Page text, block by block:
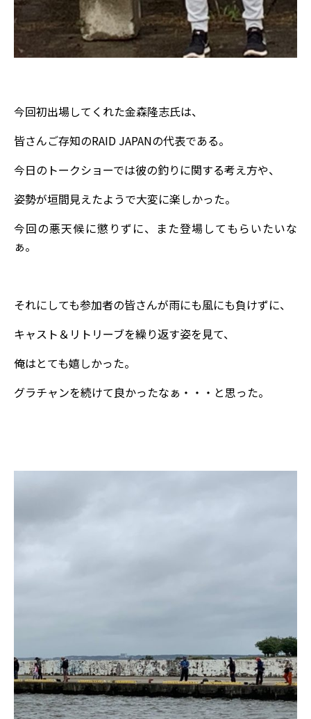
今回初出場してくれた金森隆志氏は、
皆さんご存知のRAID JAPANの代表である。
今日のトークショーでは彼の釣りに関する考え方や、
姿勢が垣間見えたようで大変に楽しかった。
今回の悪天候に懲りずに、また登場してもらいたいな
ぁ。
それにしても参加者の皆さんが雨にも風にも負けずに、
キャスト＆リトリーブを繰り返す姿を見て、
俺はとても嬉しかった。
グラチャンを続けて良かったなぁ・・・と思った。